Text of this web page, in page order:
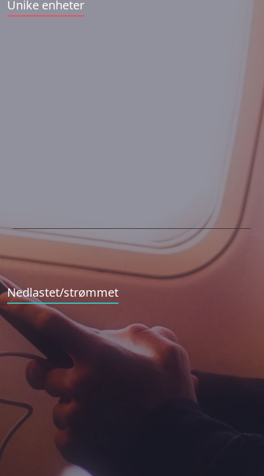
Unike enheter
Nedlastet/strømmet